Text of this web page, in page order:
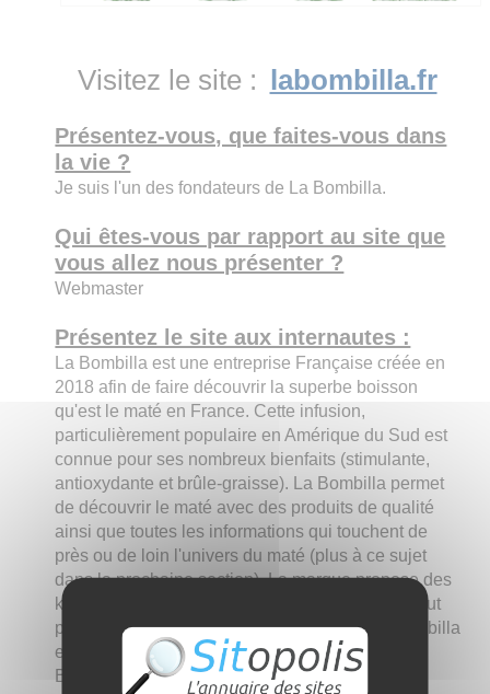
Visitez le site : labombilla.fr
Présentez-vous, que faites-vous dans
la vie ?
Je suis l'un des fondateurs de La Bombilla.
Qui êtes-vous par rapport au site que
vous allez nous présenter ?
Webmaster
Présentez le site aux internautes :
La Bombilla est une entreprise Française créée en
2018 afin de faire découvrir la superbe boisson
qu'est le maté en France. Cette infusion,
particulièrement populaire en Amérique du Sud est
connue pour ses nombreux bienfaits (stimulante,
antioxydante et brûle-graisse). La Bombilla permet
de découvrir le maté avec des produits de qualité
ainsi que toutes les informations qui touchent de
près ou de loin l'univers du maté (plus à ce sujet
dans la prochaine section). La marque propose des
kits maté, des lots qui contiennent tout ce qu'il faut
pour découvrir le maté (une calebasse, une bombilla
et de la yerba maté). Au-delà de ces coffrets, La
Bombilla commercialise une sélection de yerba